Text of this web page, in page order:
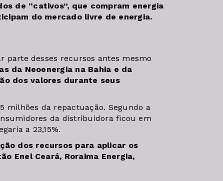
de “cativos”, que compram energia
do mercado livre de energia.
desses recursos antes mesmo
da Neoenergia na Bahia e da
dos valores durante seus
milhões da repactuação. Segundo a
da distribuidora ficou em
a 23,15%.
dos recursos para aplicar os
Enel Ceará, Roraima Energia,